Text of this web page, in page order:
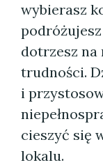
wybierasz
dotrzesz na
trudności.
i
cieszyć się
lokalu.